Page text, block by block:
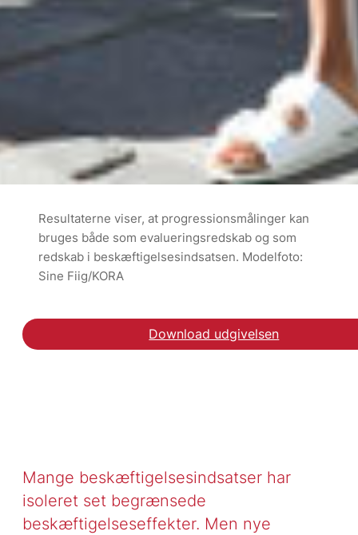
Resultaterne viser, at progressionsmålinger kan
bruges både som evalueringsredskab og som
redskab i beskæftigelsesindsatsen. Modelfoto:
Sine Fiig/KORA
Download udgivelsen
Mange beskæftigelsesindsatser har
isoleret set begrænsede
beskæftigelseseffekter. Men nye